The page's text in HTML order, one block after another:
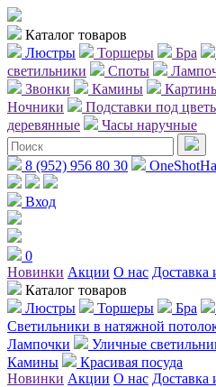
Каталог товаров
Люстры
Торшеры Бра
светильники
Споты
Звонки
Камины
Ночники
Подставки под
деревянные
Часы наручные
8 (952) 956 80 30
Вход
0
Новинки Акции О нас Доставка
Каталог товаров
Люстры
Торшеры Бра
Светильники в натяжной
Лампочки
Уличные
Камины
Красивая посуда
Новинки Акции О нас Доставка